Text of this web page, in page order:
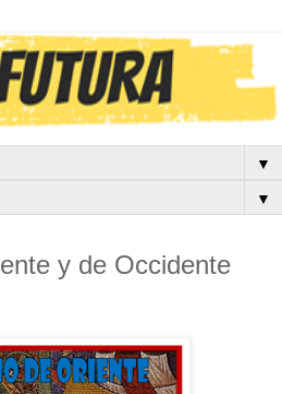
▼
▼
y de Occidente